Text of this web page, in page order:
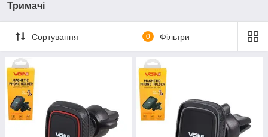
Тримачі
Сортування 0 Фільтри